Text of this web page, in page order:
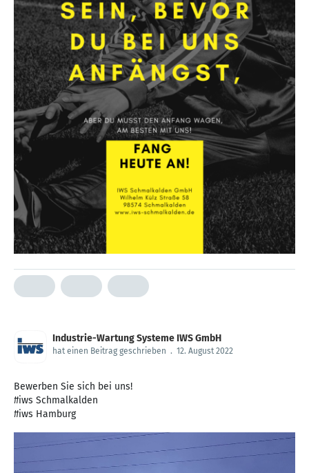
Industrie-Wartung Systeme IWS GmbH
hat einen Beitrag geschrieben . 12. August 2022
Bewerben Sie sich bei uns!
#iws Schmalkalden
#iws Hamburg